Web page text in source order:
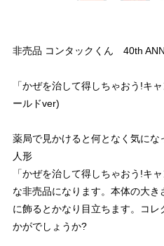
非売品 コンタックくん 40th
「かぜを治して得しちゃおう!キ
ールドver)
薬局で見かけると何となく気に
人形
「かぜを治して得しちゃおう!キ
な非売品になります。本体の大
に飾るとかなり目立ちます。コ
かがでしょうか?